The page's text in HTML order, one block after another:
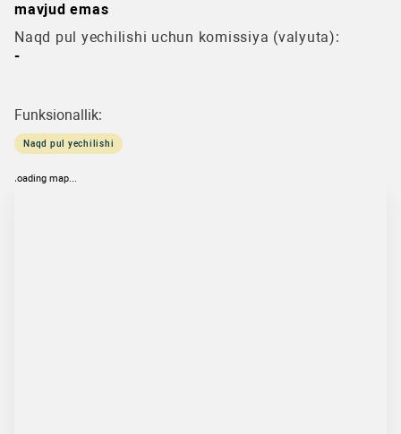
mavjud emas
Naqd pul yechilishi uchun komissiya (valyuta):
-
Funksionallik:
Naqd pul yechilishi
loading map...